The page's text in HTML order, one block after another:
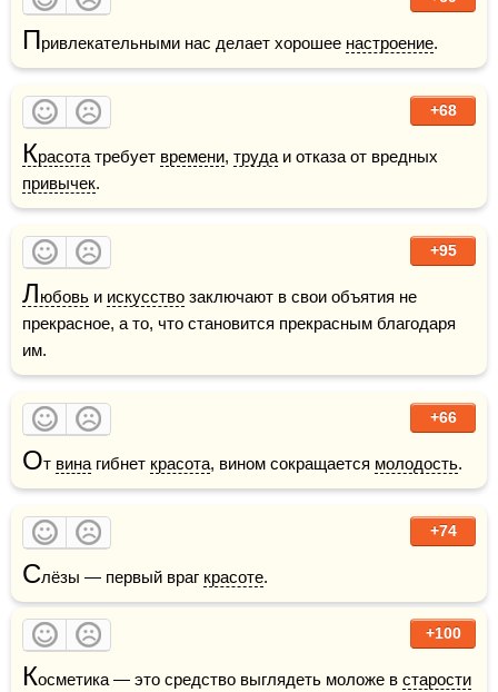
Привлекательными нас делает хорошее настроение.
+68
Красота требует времени, труда
привычек.
+95
Любовь и искусство заключают в свои объятия не
прекрасное, а то, что становится прекрасным благодаря
им.
+66
От вина гибнет красота, вином сокращается молодость.
+74
Слёзы — первый враг красоте.
+100
Косметика — это средство выглядеть моложе в старости